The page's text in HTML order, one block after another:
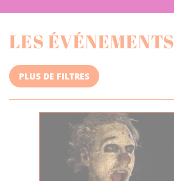
LES ÉVÉNEMENTS
PLUS DE FILTRES